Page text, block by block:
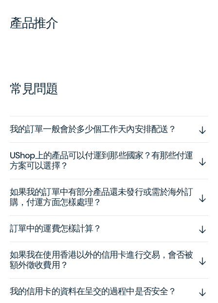
產品推介
常見問題
我的訂單一般會於多少個工作天內安排配送？
UShop上的產品可以付運到那些國家？有那些付運
方案可以選擇？
如果我的訂單中有部分產品還未發行或需於海外訂
購，付運方面怎樣處理？
訂單中的運費怎樣計算？
如果我在使用香港以外的信用卡進行交易，會否被
額外徵收費用？
我的信用卡的資料在呈交的過程中是否安全？